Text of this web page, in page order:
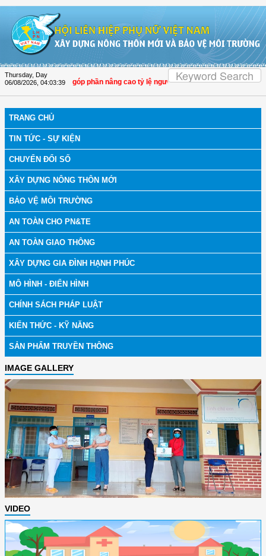
Thursday, Day
06/08/2026 04:03:39
Xuân tích cực góp phần nâng cao tỷ lệ người dân tham gia bảo hiểm y tế
TRANG CHỦ
TIN TỨC - SỰ KIỆN
CHUYỂN ĐỔI SỐ
XÂY DỰNG NÔNG THÔN MỚI
BẢO VỆ MÔI TRƯỜNG
AN TOÀN CHO PN&TE
AN TOÀN GIAO THÔNG
XÂY DỰNG GIA ĐÌNH HẠNH PHÚC
MÔ HÌNH - ĐIỂN HÌNH
CHÍNH SÁCH PHÁP LUẬT
KIẾN THỨC - KỸ NĂNG
SẢN PHẨM TRUYỀN THÔNG
IMAGE GALLERY
VIDEO